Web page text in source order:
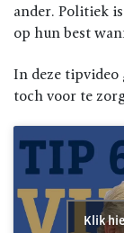
ander. Politiek
op hun best
In deze tipvideo
toch voor te
Klik